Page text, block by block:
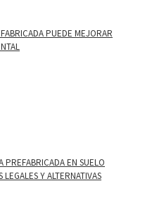
PUEDE MEJORAR
PREFABRICADA EN SUELO
Y ALTERNATIVAS